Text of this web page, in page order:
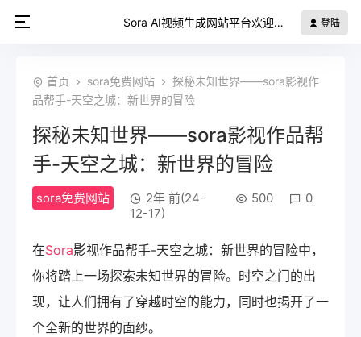
Sora AI视频生成网站平台欢迎您 登陆
首页 sora免费网站
探秘未知世界——sora影视作
品帮手-天空之城：新世界的冒险
探秘未知世界——sora影视作品帮
手-天空之城：新世界的冒险
sora免费网站
2年 前(24-
12-17)
500 0
在Sora影视作品帮手-天空之城：新世界的冒险中，
你将踏上一场探索未知世界的冒险。时空之门的出
现，让人们拥有了穿越时空的能力，同时也揭开了一
个全新的世界的面纱。